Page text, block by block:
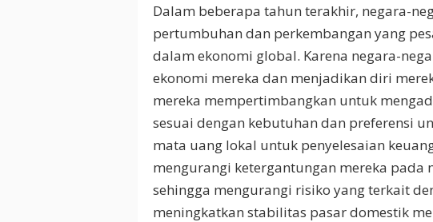
Dalam beberapa tahun terakhir, negara-
pertumbuhan dan perkembangan yang
dalam ekonomi global. Karena negara-
ekonomi mereka dan menjadikan diri
mereka mempertimbangkan untuk
sesuai dengan kebutuhan dan preferensi
mata uang lokal untuk penyelesaian
mengurangi ketergantungan mereka pada
sehingga mengurangi risiko yang terkait
meningkatkan stabilitas pasar domestik